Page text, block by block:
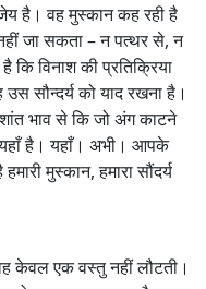
है। वह मुस्कान कह रही है
जा सकता – न पत्थर से, न
विनाश की प्रतिक्रिया
सौन्दर्य को याद रखना है।
भाव से कि जो अंग काटने
है। यहाँ। अभी। आपके
मुस्कान, हमारा सौंदर्य
केवल एक वस्तु नहीं लौटती।